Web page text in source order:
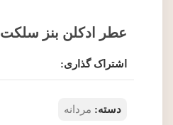
عطر ادکلن بنز سلکت Select Benz
اشتراک گذاری:
دسته: مردانه